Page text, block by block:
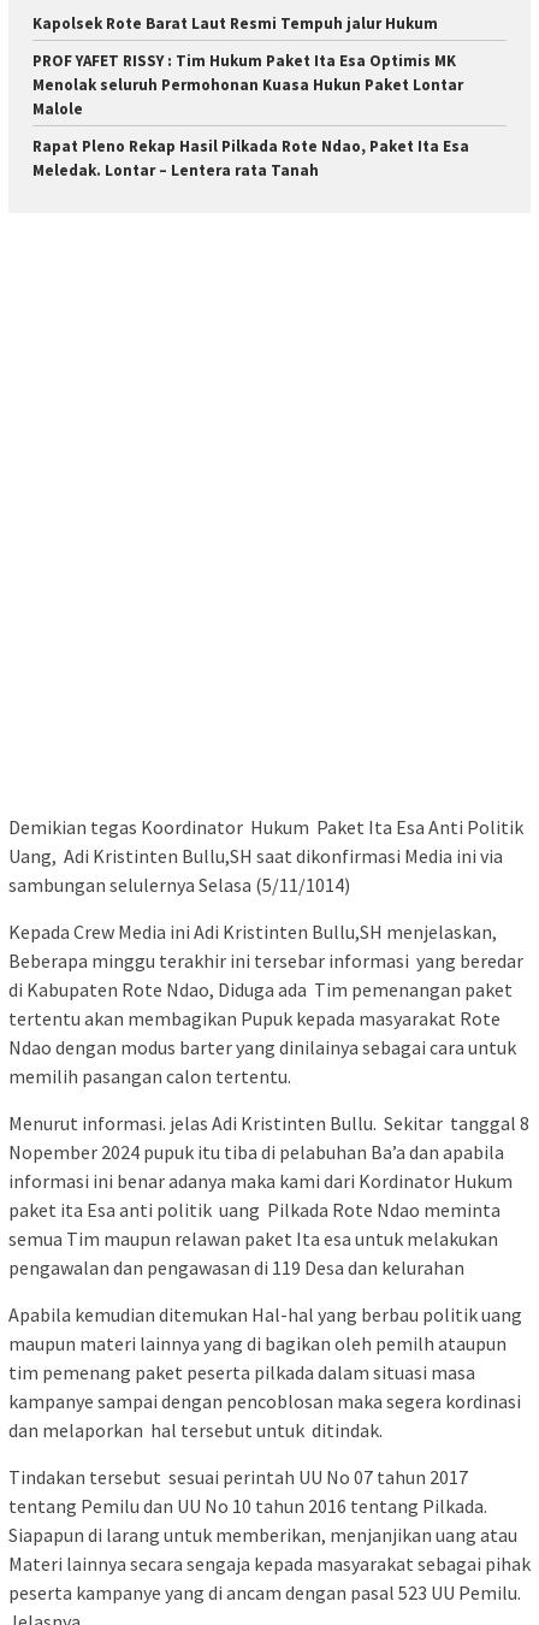
Kapolsek Rote Barat Laut Resmi Tempuh jalur Hukum
PROF YAFET RISSY : Tim Hukum Paket Ita Esa Optimis MK
Menolak seluruh Permohonan Kuasa Hukun Paket Lontar
Malole
Rapat Pleno Rekap Hasil Pilkada Rote Ndao, Paket Ita Esa
Meledak. Lontar – Lentera rata Tanah
Demikian tegas Koordinator Hukum Paket Ita Esa Anti Politik
Uang, Adi Kristinten Bullu,SH saat dikonfirmasi Media ini via
sambungan selulernya Selasa (5/11/1014)
Kepada Crew Media ini Adi Kristinten Bullu,SH menjelaskan,
Beberapa minggu terakhir ini tersebar informasi yang beredar
di Kabupaten Rote Ndao, Diduga ada Tim pemenangan paket
tertentu akan membagikan Pupuk kepada masyarakat Rote
Ndao dengan modus barter yang dinilainya sebagai cara untuk
memilih pasangan calon tertentu.
Menurut informasi. jelas Adi Kristinten Bullu. Sekitar tanggal 8
Nopember 2024 pupuk itu tiba di pelabuhan Ba’a dan apabila
informasi ini benar adanya maka kami dari Kordinator Hukum
paket ita Esa anti politik uang Pilkada Rote Ndao meminta
semua Tim maupun relawan paket Ita esa untuk melakukan
pengawalan dan pengawasan di 119 Desa dan kelurahan
Apabila kemudian ditemukan Hal-hal yang berbau politik uang
maupun materi lainnya yang di bagikan oleh pemilh ataupun
tim pemenang paket peserta pilkada dalam situasi masa
kampanye sampai dengan pencoblosan maka segera kordinasi
dan melaporkan hal tersebut untuk ditindak.
Tindakan tersebut sesuai perintah UU No 07 tahun 2017
tentang Pemilu dan UU No 10 tahun 2016 tentang Pilkada.
Siapapun di larang untuk memberikan, menjanjikan uang atau
Materi lainnya secara sengaja kepada masyarakat sebagai pihak
peserta kampanye yang di ancam dengan pasal 523 UU Pemilu.